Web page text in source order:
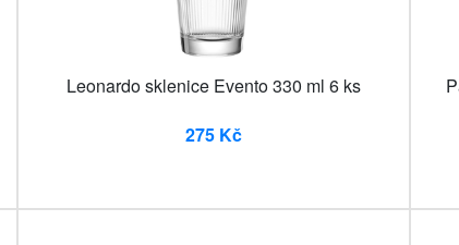
Leonardo sklenice Evento 330 ml 6 ks
275 Kč